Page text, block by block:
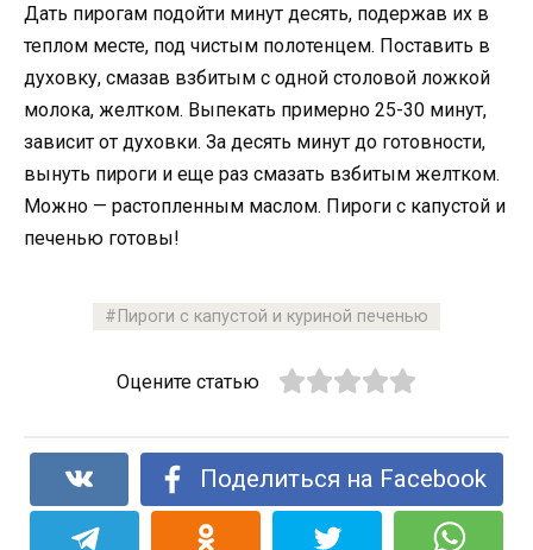
Дать пирогам подойти минут десять, подержав их в
теплом месте, под чистым полотенцем. Поставить в
духовку, смазав взбитым с одной столовой ложкой
молока, желтком. Выпекать примерно 25-30 минут,
зависит от духовки. За десять минут до готовности,
вынуть пироги и еще раз смазать взбитым желтком.
Можно — растопленным маслом. Пироги с капустой и
печенью готовы!
Пироги с капустой и куриной печенью
Оцените статью
Поделиться на Facebook